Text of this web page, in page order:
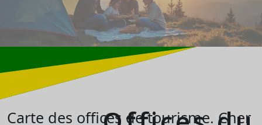
Carte des offices de tourisme. Cher